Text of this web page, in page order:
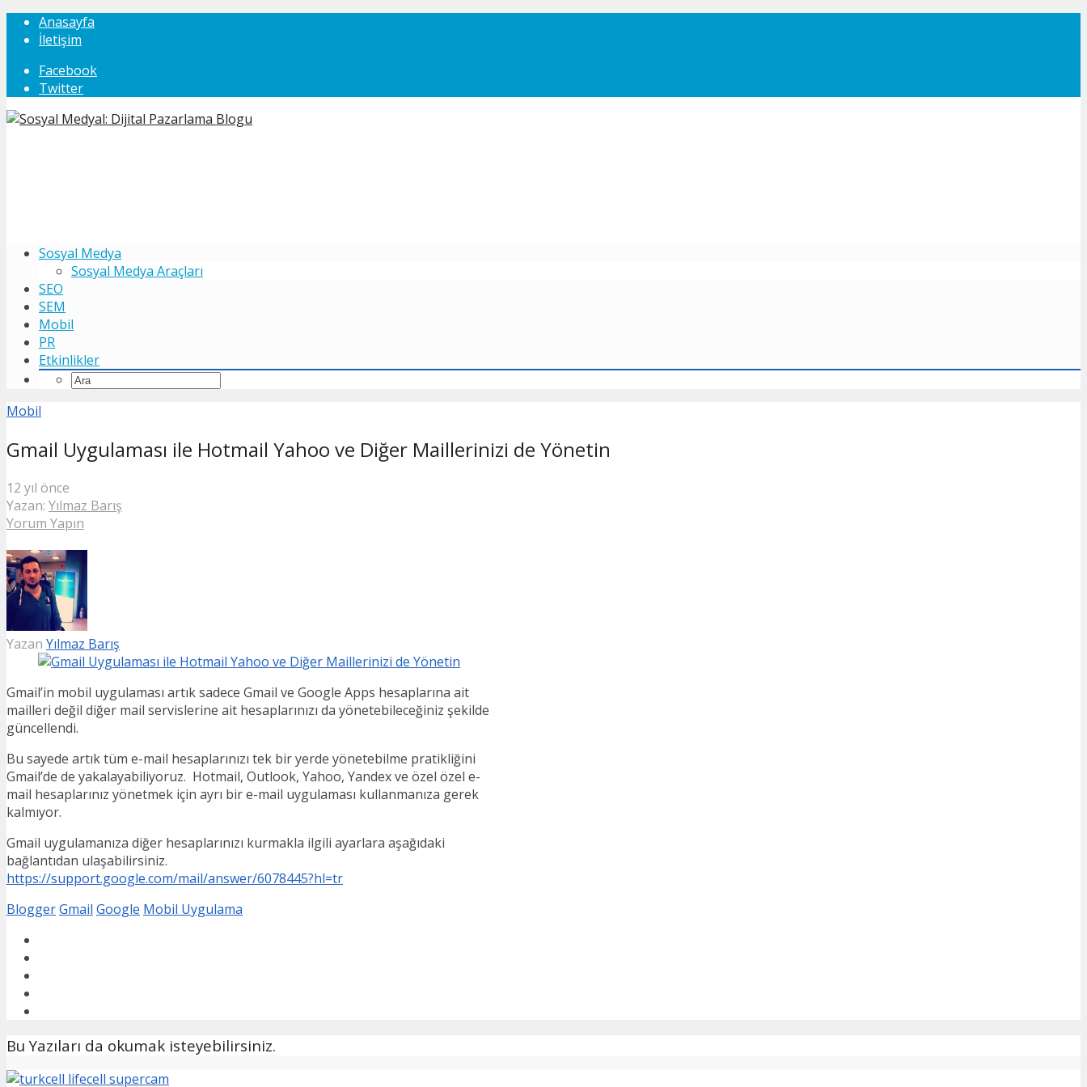
Anasayfa
İletişim
Facebook
Twitter
Sosyal Medya
Sosyal Medya Araçları
SEO
SEM
Mobil
PR
Etkinlikler
Mobil
Gmail Uygulaması ile Hotmail Yahoo ve Diğer Maillerinizi de Yönetin
12 yıl önce
Yazan: Yılmaz Barış
Yorum Yapın
Yazan Yılmaz Barış
Gmail’in mobil uygulaması artık sadece Gmail ve Google Apps hesaplarına ait
mailleri değil diğer mail servislerine ait hesaplarınızı da yönetebileceğiniz şekilde
güncellendi.
Bu sayede artık tüm e-mail hesaplarınızı tek bir yerde yönetebilme pratikliğini
Gmail’de de yakalayabiliyoruz. Hotmail, Outlook, Yahoo, Yandex ve özel özel e-
mail hesaplarınız yönetmek için ayrı bir e-mail uygulaması kullanmanıza gerek
kalmıyor.
Gmail uygulamanıza diğer hesaplarınızı kurmakla ilgili ayarlara aşağıdaki
bağlantıdan ulaşabilirsiniz.
https://support.google.com/mail/answer/6078445?hl=tr
BloggerGmail Google Mobil Uygulama
Bu Yazıları da okumak isteyebilirsiniz.